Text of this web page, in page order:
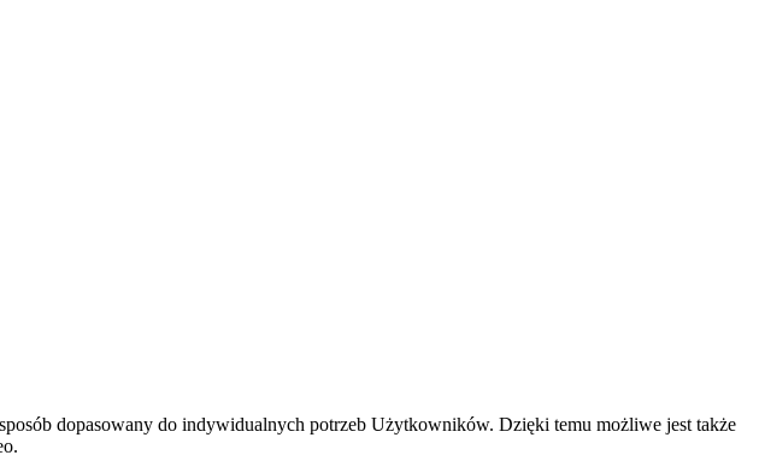
dopasowany do indywidualnych potrzeb Użytkowników. Dzięki temu możliwe jest także